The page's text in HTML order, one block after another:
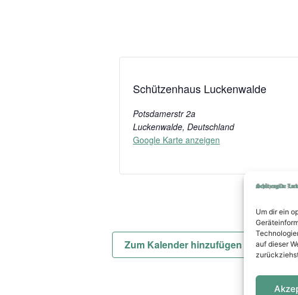
Um dir ein
auf dieser
Schützenhaus Luckenwalde
Potsdamerstr 2a
Luckenwalde, Deutschland
Google Karte anzeigen
Zum Kalender hinzufügen